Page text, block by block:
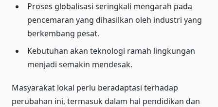
Proses globalisasi seringkali mengarah pada
pencemaran yang dihasilkan oleh industri yang
berkembang pesat.
Kebutuhan akan teknologi ramah lingkungan
menjadi semakin mendesak.
Masyarakat lokal perlu beradaptasi terhadap
perubahan ini, termasuk dalam hal pendidikan dan